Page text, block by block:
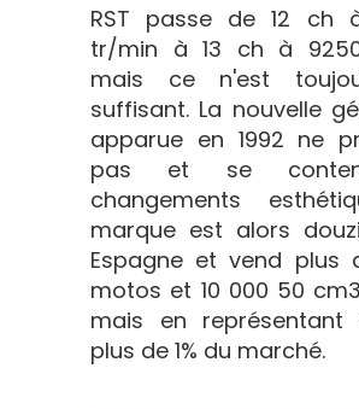
RST passe de 12 ch
tr/min à 13 ch à
mais ce n'est
suffisant. La nouvelle
apparue en 1992 ne
pas et se
changements
marque est alors
Espagne et vend plus
motos et 10 000 50
mais en représentant
plus de 1% du marché.